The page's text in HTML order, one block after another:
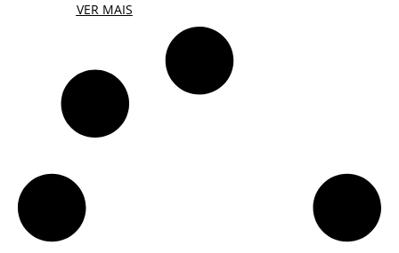
VER MAIS